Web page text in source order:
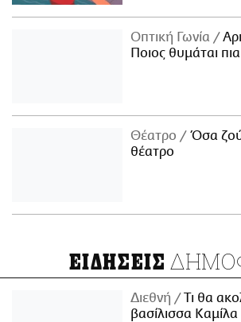
Οπτική Γωνία
Ποιος θυμάται
Θέατρο
Όσα
θέατρο
ΕΙΔΗΣΕΙΣ
Διεθνή
Τι θα
βασίλισσα Καμίλα